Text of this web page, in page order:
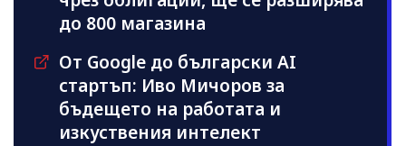
до 800 магазина
От Google до български AI
стартъп: Иво Мичоров за
бъдещето на работата и
изкуствения интелект